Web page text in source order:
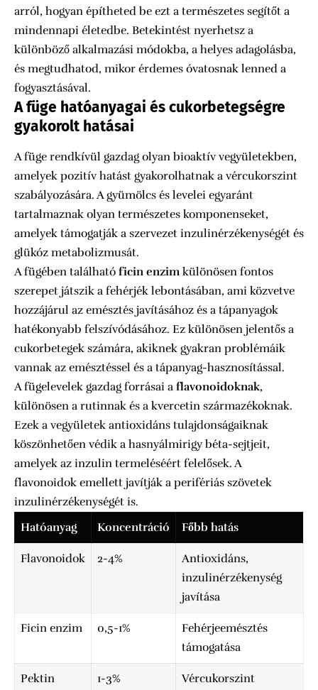
arról, hogyan építheted be ezt a természetes segítőt a
mindennapi életedbe. Betekintést nyerhetsz a
különböző alkalmazási módokba, a helyes adagolásba,
és megtudhatod, mikor érdemes óvatosnak lenned a
fogyasztásával.
A füge hatóanyagai és cukorbetegségre
gyakorolt hatásai
A füge rendkívül gazdag olyan bioaktív vegyületekben,
amelyek pozitív hatást gyakorolhatnak a vércukorszint
szabályozására. A gyümölcs és levelei egyaránt
tartalmaznak olyan természetes komponenseket,
amelyek támogatják a szervezet inzulinérzékenységét és
glükóz metabolizmusát.
A fügében található ficin enzim különösen fontos
szerepet játszik a fehérjék lebontásában, ami közvetve
hozzájárul az emésztés javításához és a tápanyagok
hatékonyabb felszívódásához. Ez különösen jelentős a
cukorbetegek számára, akiknek gyakran problémáik
vannak az emésztéssel és a tápanyag-hasznosítással.
A fügelevelek gazdag forrásai a flavonoidoknak,
különösen a rutinnak és a kvercetin származékoknak.
Ezek a vegyületek antioxidáns tulajdonságaiknak
köszönhetően védik a hasnyálmirigy béta-sejtjeit,
amelyek az inzulin termeléséért felelősek. A
flavonoidok emellett javítják a perifériás szövetek
inzulinérzékenységét is.
Hatóanyag
Koncentráció Főbb hatás
Flavonoidok 2-4%
Antioxidáns,
inzulinérzékenység
javítása
Ficin enzim 0,5-1%
Fehérjeemésztés
támogatása
Pektin 1-3%
Vércukorszint